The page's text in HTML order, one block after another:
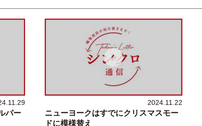
パー
2024.11.22
ニューヨークはすでにクリスマスモー
ドに模様替え